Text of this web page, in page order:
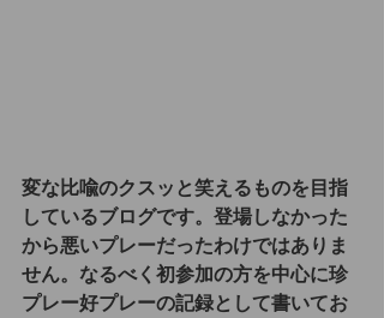
変な比喩のクスッと笑えるものを目指
しているブログです。登場しなかった
から悪いプレーだったわけではありま
せん。なるべく初参加の方を中心に珍
プレー好プレーの記録として書いてお